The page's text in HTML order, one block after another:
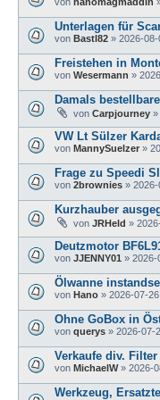
Unterlagen für
von Bastl82 » 2026-
Freistehen in
von Wesermann »
Damals
von Carpjourney »
VW Lt Sülzer
von MannySuelzer »
Frage zu Speedi
von 2brownies » 2026-
Kurzhauber
von JRHeld »
Deutzmotor
von JJENNY01 » 2026-
Ölwanne
von Hano » 2026-07-
Ohne GoBox in
von querys » 2026-07-
Verkaufe div. Filter
von MichaelW» 2026-
Werkzeug,